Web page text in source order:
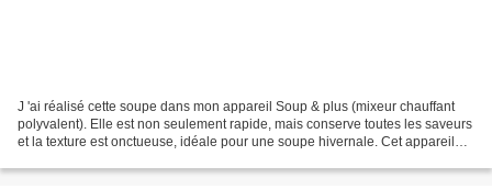
J 'ai réalisé cette soupe dans mon appareil Soup & plus (mixeur chauffant
polyvalent). Elle est non seulement rapide, mais conserve toutes les saveurs
et la texture est onctueuse, idéale pour une soupe hivernale. Cet appareil